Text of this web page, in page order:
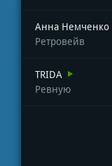
Анна Немченко
Ретровейв
TRIDA
Ревную